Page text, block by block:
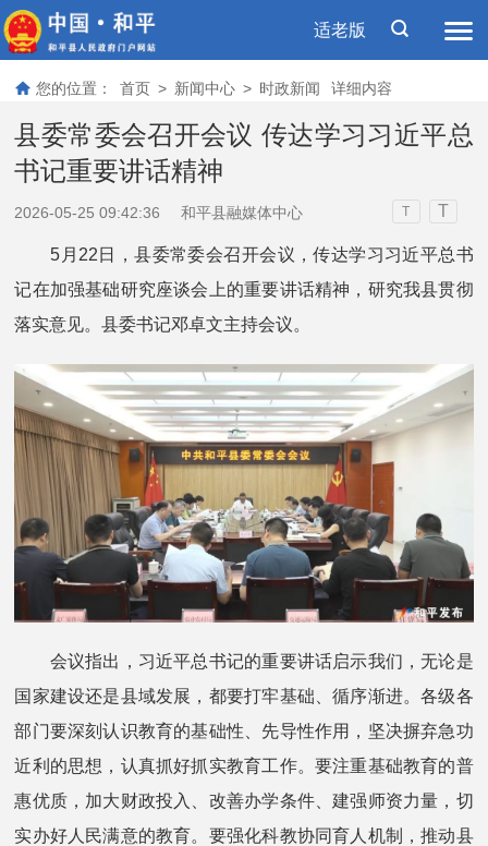
适老版
您的位置： 首页 > 新闻中心 > 时政新闻 详细内容
县委常委会召开会议 传达学习习近平总
书记重要讲话精神
2026-05-25 09:42:36 和平县融媒体中心 T T
5月22日，县委常委会召开会议，传达学习习近平总书
记在加强基础研究座谈会上的重要讲话精神，研究我县贯彻
落实意见。县委书记邓卓文主持会议。
会议指出，习近平总书记的重要讲话启示我们，无论是
国家建设还是县域发展，都要打牢基础、循序渐进。各级各
部门要深刻认识教育的基础性、先导性作用，坚决摒弃急功
近利的思想，认真抓好抓实教育工作。要注重基础教育的普
惠优质，加大财政投入、改善办学条件、建强师资力量，切
实办好人民满意的教育。要强化科教协同育人机制，推动县